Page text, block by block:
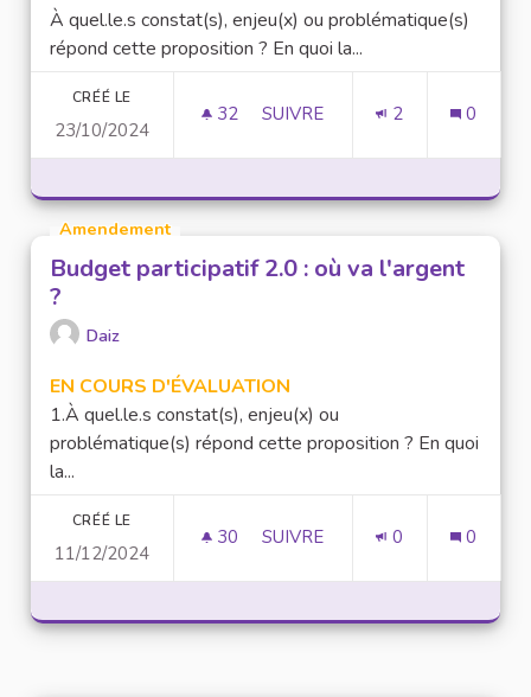
À quel.le.s constat(s), enjeu(x) ou problématique(s)
répond cette proposition ? En quoi la...
CRÉÉ LE
23/10/2024
32 32 ABONNÉS
SUIVRE 2 0
Amendement
Budget participatif 2.0 : où va l'argent
?
Daiz
EN COURS D'ÉVALUATION
1.À quel.le.s constat(s), enjeu(x) ou
problématique(s) répond cette proposition ? En quoi
la...
CRÉÉ LE
11/12/2024
30 30 ABONNÉS
SUIVRE 0 0